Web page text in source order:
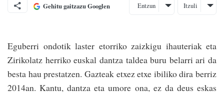
Gehitu gaitzazu Googlen Entzun Itzuli
Eguberri ondotik laster etorriko zaizkigu ihauteriak eta
Zirikolatz herriko euskal dantza taldea buru belarri ari da
besta hau presta­tzen. Gazteak etxez e­txe ibiliko dira berriz
2014an. Kantu, dan­tza eta umore ona, ez da deus eskas